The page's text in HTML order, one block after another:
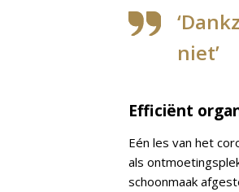
niet’
Efficiënt
Eén les van het
als
schoonmaak